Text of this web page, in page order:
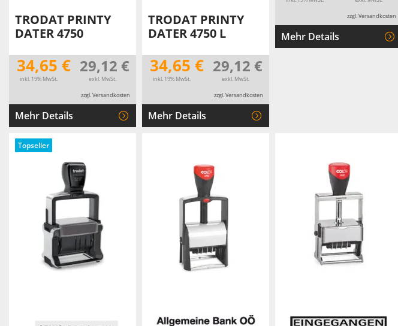
TRODAT PRINTY
DATER 4750
34,65 €
inkl. 19% MwSt.
29,12 €
exkl. MwSt.
zzgl. Versandkosten
Mehr Details
TRODAT PRINTY
DATER 4750 L
34,65 €
inkl. 19% MwSt.
29,12 €
exkl. MwSt.
zzgl. Versandkosten
Mehr Details
zzgl. Versandkosten
Mehr Details
Topseller